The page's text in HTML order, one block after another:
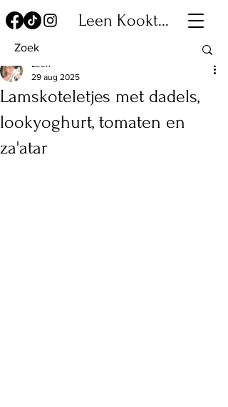
Leen Kookt...
Lamskoteletjes met dadels,
lookyoghurt, tomaten en
za'atar
Leen
29 aug 2025